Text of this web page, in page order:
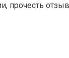
прочесть